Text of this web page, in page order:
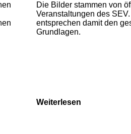
Die Bilder stammen von
Veranstaltungen des
entsprechen damit den
Grundlagen.
Weiterlesen